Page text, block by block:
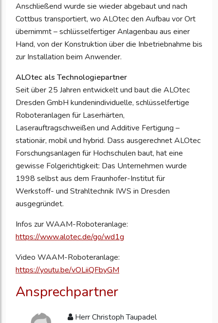
Anschließend wurde sie wieder abgebaut und nach
Cottbus transportiert, wo ALOtec den Aufbau vor Ort
übernimmt – schlüsselfertiger Anlagenbau aus einer
Hand, von der Konstruktion über die Inbetriebnahme bis
zur Installation beim Anwender.
ALOtec als Technologiepartner
Seit über 25 Jahren entwickelt und baut die ALOtec
Dresden GmbH kundenindividuelle, schlüsselfertige
Roboteranlagen für Laserhärten,
Laserauftragschweißen und Additive Fertigung –
stationär, mobil und hybrid. Dass ausgerechnet ALOtec
Forschungsanlagen für Hochschulen baut, hat eine
gewisse Folgerichtigkeit: Das Unternehmen wurde
1998 selbst aus dem Fraunhofer-Institut für
Werkstoff- und Strahltechnik IWS in Dresden
ausgegründet.
Infos zur WAAM-Roboteranlage:
https://www.alotec.de/go/wd1g
Video WAAM-Roboteranlage:
https://youtu.be/vOLiiQFbyGM
Ansprechpartner
Herr Christoph Taupadel